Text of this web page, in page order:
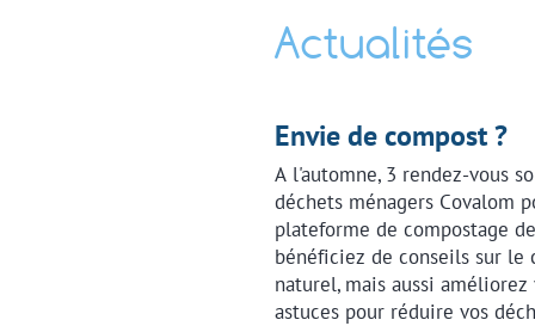
Actualités
Envie de compost ?
A l'automne, 3 rendez-vous
déchets ménagers Covalom
plateforme de compostage
bénéficiez de conseils sur le
naturel, mais aussi
astuces pour réduire vos